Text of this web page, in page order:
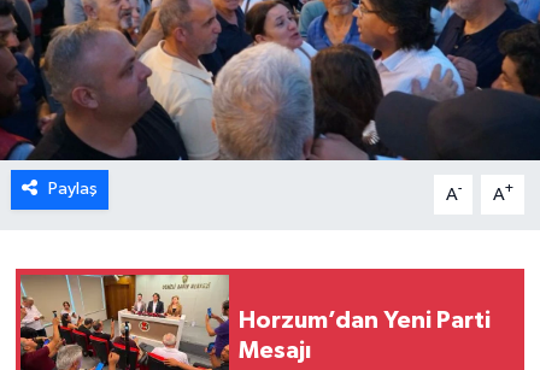
Paylaş A- A+
Horzum’dan Yeni Parti
Mesajı